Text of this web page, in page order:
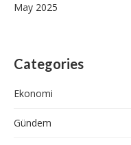
May 2025
Categories
Ekonomi
Gündem